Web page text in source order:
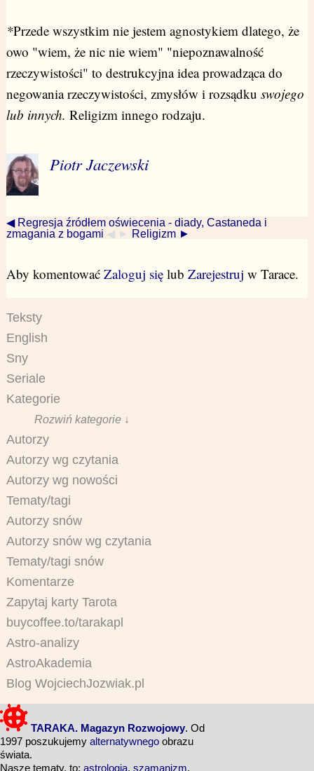
*Przede wszystkim nie jestem agnostykiem dlatego, że
owo "wiem, że nic nie wiem" "niepoznawalność
rzeczywistości" to destrukcyjna idea prowadząca do
negowania rzeczywistości, zmysłów i rozsądku swojego
lub innych. Religizm innego rodzaju.
Piotr Jaczewski
◀ Regresja źródłem oświecenia - diady, Castaneda i
zmagania z bogami ◀ ► Religizm ►
Aby komentować Zaloguj sięlub Zarejestruj w Tarace.
Teksty
English
Sny
Seriale
Kategorie
Rozwiń kategorie ↓
Autorzy
Autorzy wg czytania
Autorzy wg nowości
Tematy/tagi
Autorzy snów
Autorzy snów wg czytania
Tematy/tagi snów
Komentarze
Zapytaj karty Tarota
buycoffee.to/tarakapl
Astro-analizy
AstroAkademia
Blog WojciechJozwiak.pl
TARAKA. Magazyn Rozwojowy. Od
1997 poszukujemy alternatywnego obrazu
świata.
Nasze tematy, to: astrologia, szamanizm,